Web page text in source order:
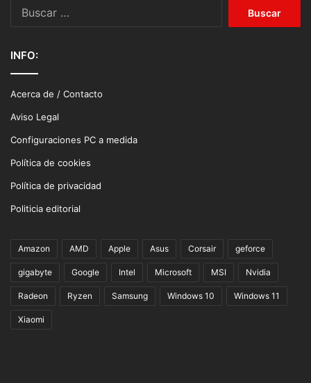
INFO:
Acerca de / Contacto
Aviso Legal
Configuraciones PC a medida
Política de cookies
Política de privacidad
Politicia editorial
Amazon AMD Apple Asus Corsair geforce
gigabyte Google Intel Microsoft MSI Nvidia
Radeon Ryzen Samsung Windows 10 Windows 11
Xiaomi